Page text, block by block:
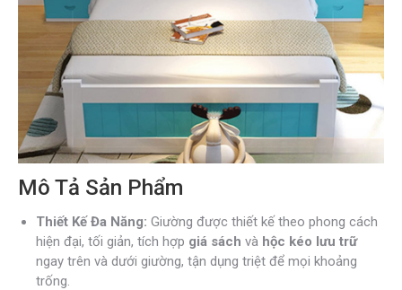
Mô Tả Sản Phẩm
Thiết Kế Đa Năng: Giường được thiết kế theo phong cách
hiện đại, tối giản, tích hợp giá sách và hộc kéo lưu trữ
ngay trên và dưới giường, tận dụng triệt để mọi khoảng
trống.